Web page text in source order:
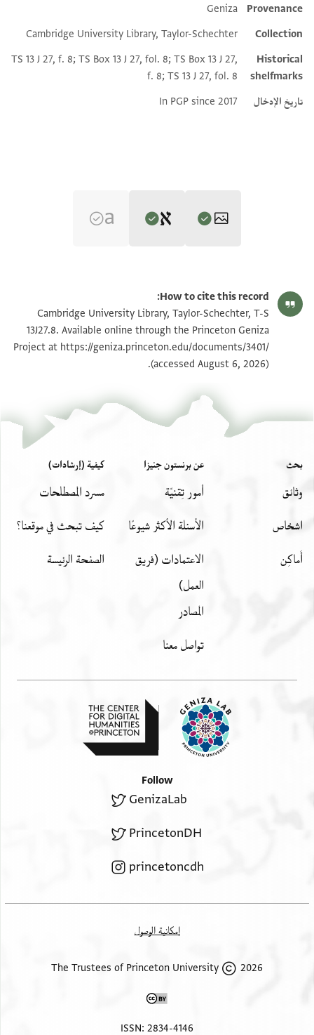
Additional metadata
Provenance
Geniza
Collection
Cambridge University Library, Taylor-Schechter
Historical
shelfmarks
TS 13 J 27, f. 8; TS Box 13 J 27, fol. 8; TS Box 13 J 27,
f. 8; TS 13 J 27, fol. 8
تاريخ الإدخال
In PGP since 2017
S. D. Goitein's unpublished edition (1950–85).
בשמך רחמנא
כתאבי אלי מולאי וסיידי אעז
אלכלק עלי וענדי אטאל אללה
בקאך ואדאם תאידך ועלאך
וכבת באלדל חאסדתך
ואעד[אך] ומן אלתופיק מא
פדאך ען חאל שלאמה ועא[פיה
T-S 13J27.8 1v
بيان أذونات الصورة
How to cite this record:
Cambridge University Library, Taylor-Schechter, T-S
13J27.8. Available online through the Princeton Geniza
Project athttps://geniza.princeton.edu/documents/3401/
(accessed August 6, 2026).
بحث
وثائق
اشخاص
أَماكِن
عن برنستون جنيزا
أمور تِقنيّة
الأسئلة الأكثر شيوعًا
الاعتمادات (فريق
العمل)
المصادر
تواصل معنا
كيفية (إرشادات)
مسرد المصطلحات
كيف تبحث في موقعنا؟
الصفحة الرئيسة
Follow
GenizaLab
PrincetonDH
princetoncdh
إمكانية الوصول
2026 The Trustees of Princeton University
ISSN: 2834-4146